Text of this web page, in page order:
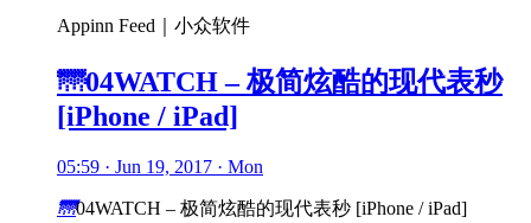
Appinn Feed｜小众软件
🌁04WATCH – 极简炫酷的现代表秒
[iPhone / iPad]
05:59 · Jun 19, 2017 · Mon
🌁04WATCH – 极简炫酷的现代表秒 [iPhone / iPad]